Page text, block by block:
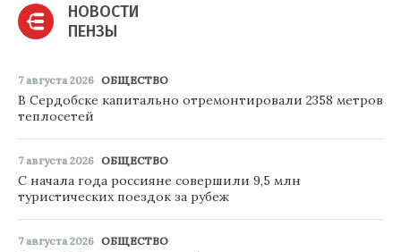
НОВОСТИ
ПЕНЗЫ
7 августа 2026 ОБЩЕСТВО
В Сердобске капитально отремонтировали 2358 метров
теплосетей
7 августа 2026 ОБЩЕСТВО
С начала года россияне совершили 9,5 млн
туристических поездок за рубеж
7 августа 2026 ОБЩЕСТВО